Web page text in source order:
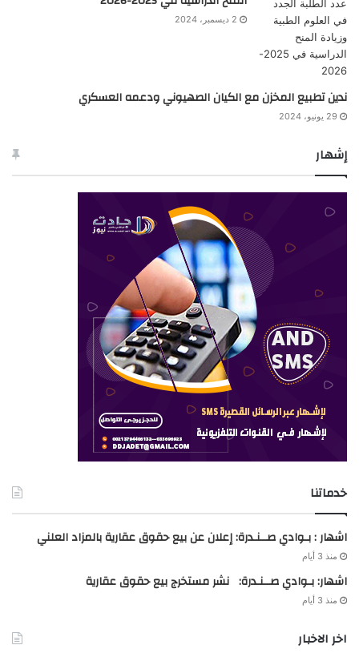
2 ديسمبر، 2024
ندين تطبيع المخزن مع الكيان الصهيوني ودعمه العسكري
29 يونيو، 2024
إشهار
خدماتنا
اشهار : بـوادي صــنـدرة: إعلان عن بيع حقوق عقارية بالمزاد العلني
منذ 3 أيام
اشهار: بـوادي صــنـدرة: نشر مستخرج بيع حقوق عقارية
منذ 3 أيام
اخر الاخبار